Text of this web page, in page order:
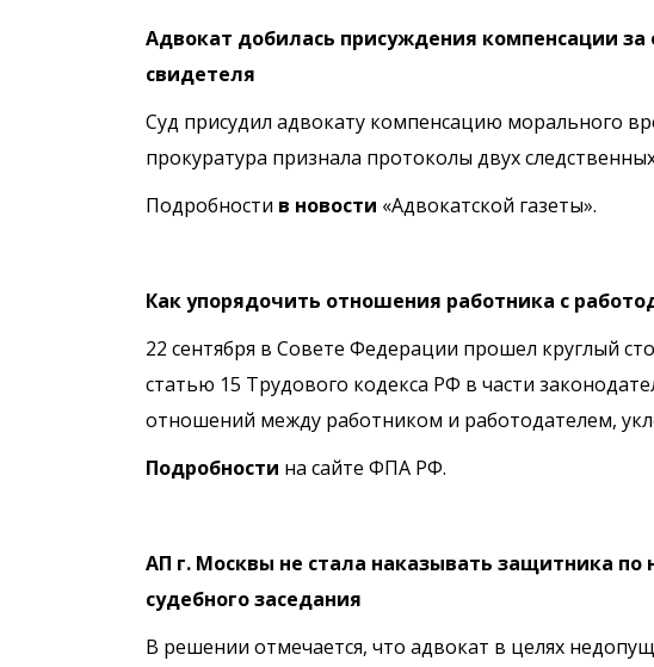
Адвокат добилась присуждения компенсации
свидетеля
Суд присудил адвокату компенсацию морального
прокуратура признала протоколы двух
Подробности в новости «Адвокатской газеты».
Как упорядочить отношения работника с
22 сентября в Совете Федерации прошел круглый
статью 15 Трудового кодекса РФ в части
отношений между работником и работодателем,
Подробности на сайте ФПА РФ.
АП г. Москвы не стала наказывать защитника по
судебного заседания
В решении отмечается, что адвокат в целях